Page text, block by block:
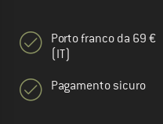
Porto franco da 69 €
(IT)
Pagamento sicuro